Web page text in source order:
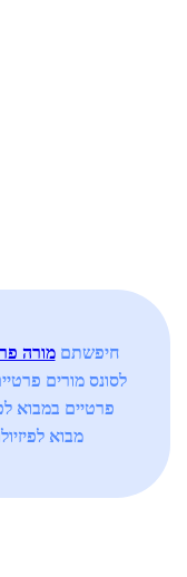
חיפשתםמורה
לסונס מורים
פרטיים במבוא
מבוא